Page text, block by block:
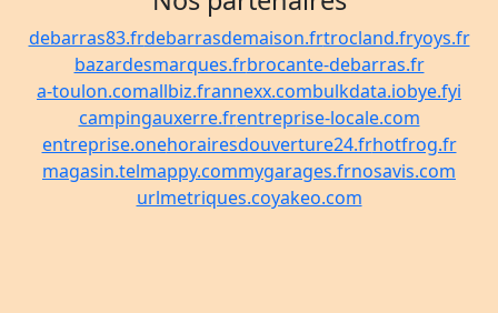
debarras83.frdebarrasdemaison.frtrocland.fryoys.fr
bazardesmarques.frbrocante-debarras.fr
a-toulon.comallbiz.frannexx.combulkdata.iobye.fyi
campingauxerre.frentreprise-locale.com
entreprise.onehorairesdouverture24.frhotfrog.fr
magasin.telmappy.commygarages.frnosavis.com
urlmetriques.coyakeo.com